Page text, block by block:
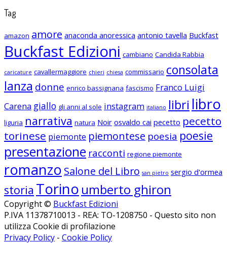
Tag
amazon amore anaconda anoressica antonio tavella Buckfast
Buckfast Edizioni cambiano Candida Rabbia
caricature cavallermaggiore chieri chiesa commissario consolata
lanza donne enrico bassignana fascismo Franco Luigi
Carena giallo gli anni al sole instagram italiano libri libro
liguria narrativa natura Noir osvaldo cai pecetto pecetto
torinese piemonte piemontese poesia poesie
presentazione racconti regione piemonte
romanzo Salone del Libro san pietro sergio d'ormea
storia Torino umberto ghiron
Copyright © Buckfast Edizioni
P.IVA 11378710013 - REA: TO-1208750 - Questo sito non
utilizza Cookie di profilazione
Privacy Policy - Cookie Policy